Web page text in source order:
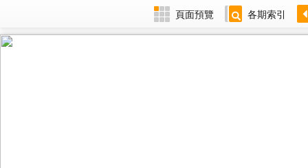
頁面預覽 各期索引